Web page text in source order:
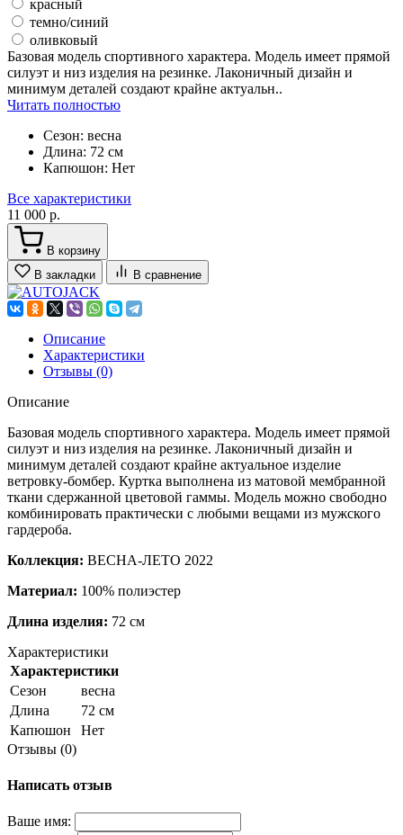
красный
темно/синий
оливковый
Базовая модель спортивного характера. Модель имеет прямой
силуэт и низ изделия на резинке. Лаконичный дизайн и
минимум деталей создают крайне актуальн..
Читать полностью
Сезон: весна
Длина: 72 см
Капюшон: Нет
Все характеристики
11 000 р.
В корзину
В закладки
В сравнение
Описание
Характеристики
Отзывы (0)
Описание
Базовая модель спортивного характера. Модель имеет прямой
силуэт и низ изделия на резинке. Лаконичный дизайн и
минимум деталей создают крайне актуальное изделие
ветровку-бомбер. Куртка выполнена из матовой мембранной
ткани сдержанной цветовой гаммы. Модель можно свободно
комбинировать практически с любыми вещами из мужского
гардероба.
Коллекция: ВЕСНА-ЛЕТО 2022
Материал: 100% полиэстер
Длина изделия: 72 см
Характеристики
Характеристики
Сезон
весна
Длина
72 см
Капюшон
Нет
Отзывы (0)
Написать отзыв
Ваше имя: